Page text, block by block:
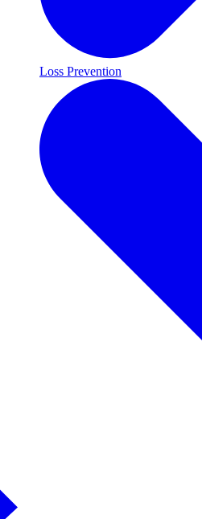
Loss Prevention